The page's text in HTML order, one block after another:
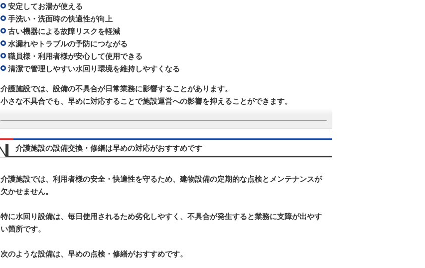
安定してお湯が使える
手洗い・洗面時の快適性が向上
古い機器による故障リスクを軽減
水漏れやトラブルの予防につながる
職員様・利用者様が安心して使用できる
清潔で管理しやすい水回り環境を維持しやすくなる
介護施設では、設備の不具合が日常業務に影響することがあります。
小さな不具合でも、早めに対応することで施設運営への影響を抑えることができます。
介護施設の設備交換・修繕は早めの対応がおすすめです
介護施設では、利用者様の安全・快適性を守るため、建物設備の定期的な点検とメンテナンスが
欠かせません。
特に水回り設備は、毎日使用されるため劣化しやすく、不具合が発生すると業務に支障が出やす
い箇所です。
次のような設備は、早めの点検・修繕がおすすめです。